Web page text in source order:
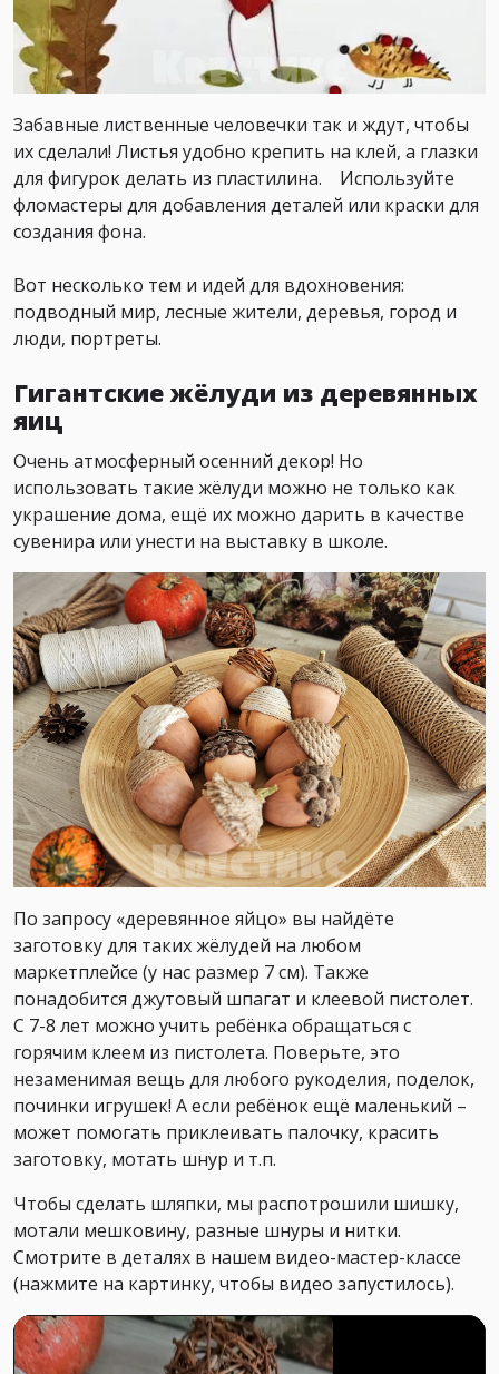
Забавные лиственные человечки так и ждут, чтобы
их сделали! Листья удобно крепить на клей, а глазки
для фигурок делать из пластилина.⁣⁣⠀ Используйте
фломастеры для добавления деталей или краски для
создания фона.⁣⁣⠀
Вот несколько тем и идей для вдохновения:⁣⁣
подводный мир, лесные жители, деревья, город и
люди, портреты.⁣⁣⠀
Гигантские жёлуди из деревянных
яиц
Очень атмосферный осенний декор! Но
использовать такие жёлуди можно не только как
украшение дома, ещё их можно дарить в качестве
сувенира или унести на выставку в школе.
По запросу «деревянное яйцо» вы найдёте
заготовку для таких жёлудей на любом
маркетплейсе (у нас размер 7 см). Также
понадобится джутовый шпагат и клеевой пистолет.
С 7-8 лет можно учить ребёнка обращаться с
горячим клеем из пистолета. Поверьте, это
незаменимая вещь для любого рукоделия, поделок,
починки игрушек! А если ребёнок ещё маленький –
может помогать приклеивать палочку, красить
заготовку, мотать шнур и т.п.
Чтобы сделать шляпки, мы распотрошили шишку,
мотали мешковину, разные шнуры и нитки.
Смотрите в деталях в нашем видео-мастер-классе
(нажмите на картинку, чтобы видео запустилось).